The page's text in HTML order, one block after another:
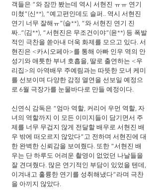
객들은 “와 잠깐 봤는데 역시 서현진 ㅠㅠ 연기
미쳤”(신**), “예고편인데도 슬퍼.. 역시 서현진
연기 너무 잘해ㅠ”(슬**), “와 서현진 연기 진
짜..”(김**), “서현진은 무조건이야”(윤**) 등 폭발
적인 극찬을 쏟아내 더욱 화제를 모으고 있다. 서
현진은 <카시오페아>를 통해 아빠 인우 역의 안
성기와 애틋한 부녀 호흡을, 딸로 출연하는 <우
리집>의 아역배우 주예림과는 따뜻한 모녀 케미
를 선보이며 다양한 감정 열연을 선보일 예정으
로 6월 극장가를 눈물바다로 만들 예정이다.
신연식 감독은 “엄마 역할, 커리어 우먼 역할, 자
녀의 역할까지 이 모든 이미지들이 담기면서 주
제를 너무 무겁지 않게 전달할 배우로 서현진 배
우 밖에 떠오르지 않았다”고 전하며 서현진에 대
한 완벽한 신뢰감을 보여줬다. 또한 “서현진 배
우는 단 하루도 어려운 촬영이 없었던 나날들을
잘 견뎌줬다. 많은 연기적인 부담이 있었을 텐데,
이겨내고 훌륭한 연기를 성취해냈다”라며 극찬
을 아끼지 않았다.